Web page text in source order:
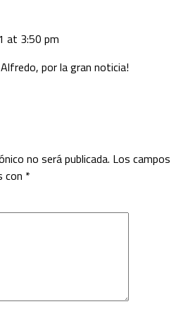
at 3:50 pm
por la gran noticia!
no será publicada. Los campos
con *